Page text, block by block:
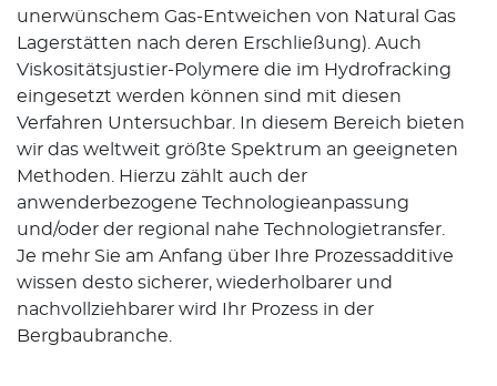
unerwünschem Gas-Entweichen von Natural Gas
Lagerstätten nach deren Erschließung). Auch
Viskositätsjustier-Polymere die im Hydrofracking
eingesetzt werden können sind mit diesen
Verfahren Untersuchbar. In diesem Bereich bieten
wir das weltweit größte Spektrum an geeigneten
Methoden. Hierzu zählt auch der
anwenderbezogene Technologieanpassung
und/oder der regional nahe Technologietransfer.
Je mehr Sie am Anfang über Ihre Prozessadditive
wissen desto sicherer, wiederholbarer und
nachvollziehbarer wird Ihr Prozess in der
Bergbaubranche.